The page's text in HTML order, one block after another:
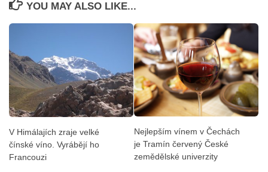
YOU MAY ALSO LIKE...
V Himálajích zraje velké
čínské víno. Vyrábějí ho
Francouzi
Nejlepším vínem v Čechách
je Tramín červený České
zemědělské univerzity